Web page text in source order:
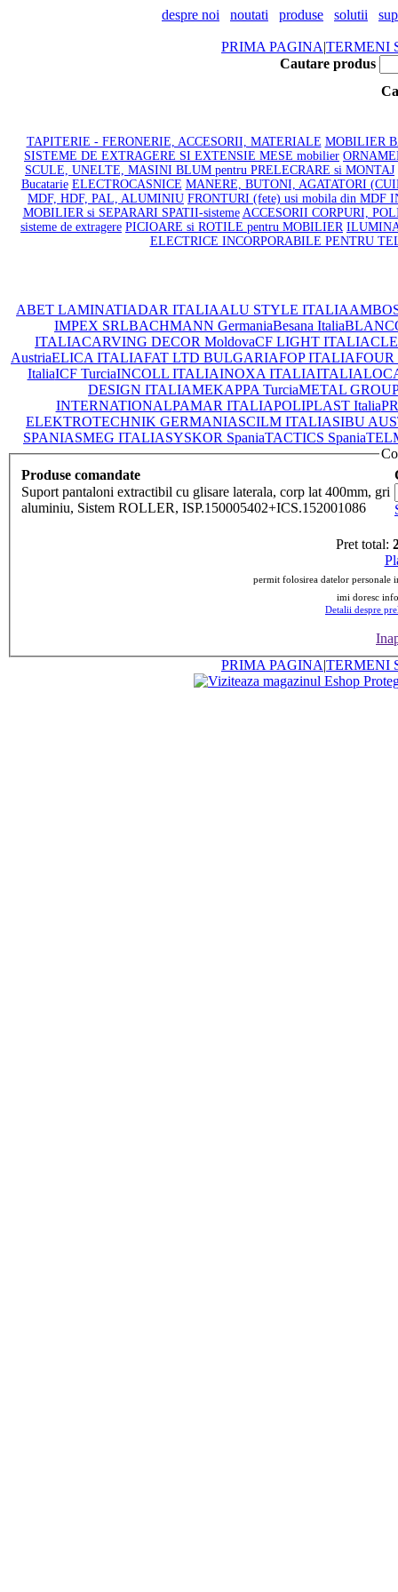
despre noi noutati produse solutii
PRIMA PAGINA|TERMENI
Cautare produs
TAPITERIE - FERONERIE, ACCESORII, MATERIALE MOBILIER
SISTEME DE EXTRAGERE SI EXTENSIE MESE mobilier
SCULE, UNELTE, MASINI BLUM pentru PRELECRARE si MONTAJ
Bucatarie ELECTROCASNICE MANERE, BUTONI, AGATATORI
MDF, HDF, PAL, ALUMINIU FRONTURI (fete) usi mobila din MDF
MOBILIER si SEPARARI SPATII-sisteme ACCESORII CORPURI,
sisteme de extragere PICIOARE si ROTILE pentru MOBILIER
ELECTRICE INCORPORABILE PENTRU
ABET LAMINATIADAR ITALIAALU STYLE ITALIA
IMPEX SRLBACHMANN GermaniaBesana Italia
ITALIACARVING DECOR MoldovaCF LIGHT ITALIA
AustriaELICA ITALIAFAT LTD BULGARIAFOP ITALIA
ItaliaICF TurciaINCOLL ITALIAINOXA ITALIAITALIA
DESIGN ITALIAMEKAPPA TurciaMETAL
INTERNATIONALPAMAR ITALIAPOLIPLAST Italia
ELEKTROTECHNIK GERMANIASCILM ITALIASIBU
SPANIASMEG ITALIASYSKOR SpaniaTACTICS Spania
Produse comandate
Suport pantaloni extractibil cu glisare laterala, corp lat 400mm, gri
aluminiu, Sistem ROLLER, ISP.150005402+ICS.152001086
Pret total:
permit folosirea datelor personale
imi doresc
Detalii despre
PRIMA PAGINA|TERMENI